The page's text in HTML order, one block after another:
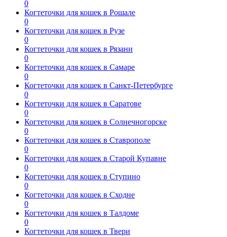
0
Когтеточки для кошек в Рошале
0
Когтеточки для кошек в Рузе
0
Когтеточки для кошек в Рязани
0
Когтеточки для кошек в Самаре
0
Когтеточки для кошек в Санкт-Петербурге
0
Когтеточки для кошек в Саратове
0
Когтеточки для кошек в Солнечногорске
0
Когтеточки для кошек в Ставрополе
0
Когтеточки для кошек в Старой Купавне
0
Когтеточки для кошек в Ступино
0
Когтеточки для кошек в Сходне
0
Когтеточки для кошек в Талдоме
0
Когтеточки для кошек в Твери